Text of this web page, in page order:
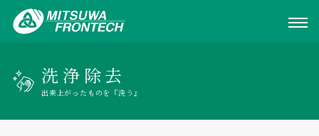
洗浄除去
出来上がったものを『洗う』